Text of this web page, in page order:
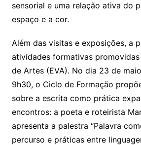
sensorial e uma relação ativa do
espaço e a cor.
Além das visitas e exposições, a
atividades formativas
de Artes (EVA). No dia 23 de
9h30, o Ciclo de Formação
sobre a escrita como prática
encontros: a poeta e roteirista
apresenta a palestra “Palavra
percurso e práticas entre